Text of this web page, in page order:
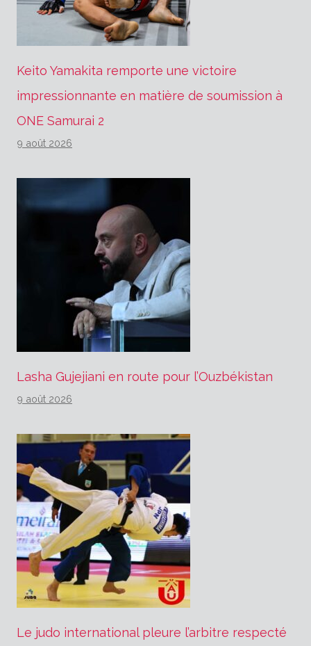
Keito Yamakita remporte une victoire
impressionnante en matière de soumission à
ONE Samurai 2
9 août 2026
Lasha Gujejiani en route pour l’Ouzbékistan
9 août 2026
Le judo international pleure l’arbitre respecté